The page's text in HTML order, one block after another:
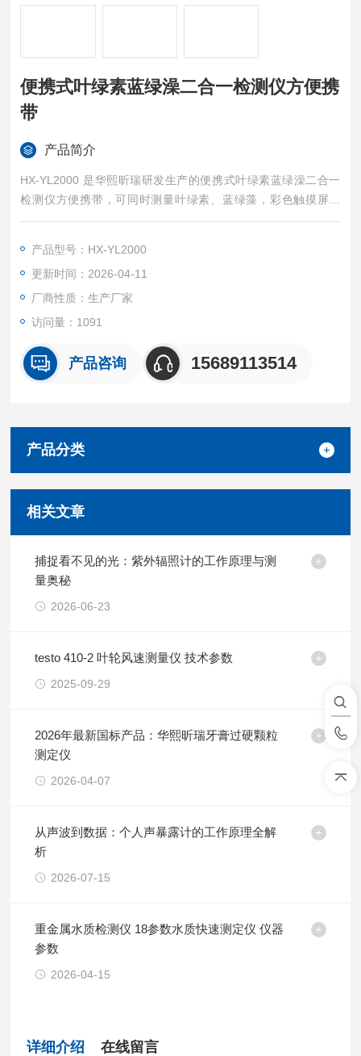
便携式叶绿素蓝绿澡二合一检测仪方便携
带
产品简介
HX-YL2000 是华熙昕瑞研发生产的便携式叶绿素蓝绿澡二合一
检测仪方便携带，可同时测量叶绿素、蓝绿藻，彩色触摸屏操
作，界面简明，测量精度高，稳定性强。广泛应用于自来水、地
所、环保研究等领域，无需任何试剂，可在野外、实验室等进行
快速、精准的检测
产品型号：HX-YL2000
更新时间：2026-04-11
厂商性质：生产厂家
访问量：1091
产品咨询 15689113514
产品分类
相关文章
捕捉看不见的光：紫外辐照计的工作原理与测
量奥秘
2026-06-23
testo 410-2 叶轮风速测量仪 技术参数
2025-09-29
2026年最新国标产品：华熙昕瑞牙膏过硬颗粒
测定仪
2026-04-07
从声波到数据：个人声暴露计的工作原理全解
析
2026-07-15
重金属水质检测仪 18参数水质快速测定仪 仪器
参数
2026-04-15
详细介绍 在线留言